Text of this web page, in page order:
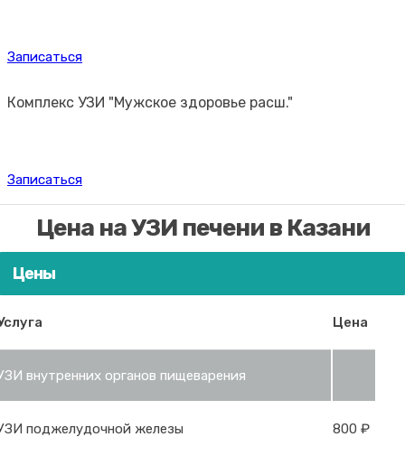
Записаться
Комплекс УЗИ "Мужское здоровье расш."
Записаться
Цена на УЗИ печени в Казани
Цены
Цена
внутренних органов пищеварения
поджелудочной железы 800 ₽